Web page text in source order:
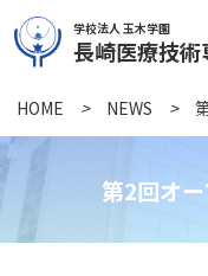
学校法人 玉木学園
長崎医療技術
第2回オ
HOME > NEWS >
学校紹介